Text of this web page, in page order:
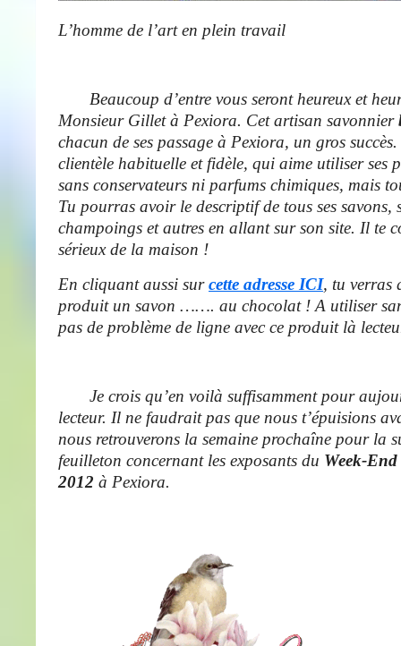
L’homme de l’art en plein travail
Beaucoup d’entre vous seront heureux et
Monsieur Gillet à Pexiora. Cet artisan savonnier
chacun de ses passage à Pexiora, un gros
clientèle habituelle et fidèle, qui aime utiliser ses
sans conservateurs ni parfums chimiques, mais
Tu pourras avoir le descriptif de tous ses savons,
champoings et autres en allant sur son site. Il te
sérieux de la maison !
En cliquant aussi surcette adresse ICI, tu verras
produit un savon ……. au chocolat ! A utiliser
pas de problème de ligne avec ce produit là
Je crois qu’en voilà suffisamment pour
lecteur. Il ne faudrait pas que nous t’épuisions
nous retrouverons la semaine prochaîne pour la
feuilleton concernant les exposants du Week-
2012 à Pexiora.